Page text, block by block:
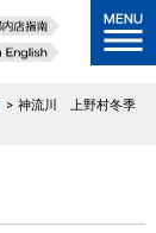
> 神流川 上野村冬季